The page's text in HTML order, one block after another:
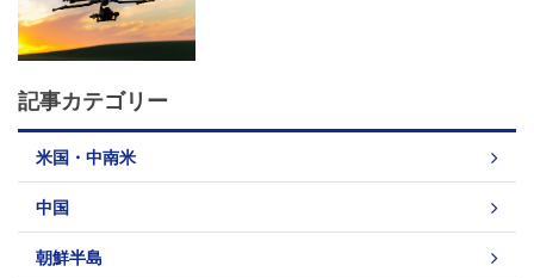
記事カテゴリー
米国・中南米
中国
朝鮮半島